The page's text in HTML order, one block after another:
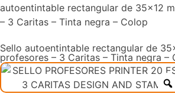
autoentintable rectangular de 35×12
– 3 Caritas – Tinta negra – Colop
Sello autoentintable rectangular de
profesores – 3 Caritas – Tinta negra –